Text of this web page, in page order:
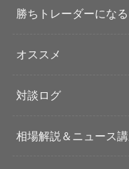
勝ちトレーダーにな
オススメ
対談ログ
相場解説＆ニュース